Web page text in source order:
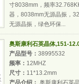
寸8038mm，频率
器，8038mm无源晶振，
无源晶振，绿色环保...
奥斯康利石英晶体,151-
产品型号： 38995532
频率： 12MHZ
尺寸： 11*13.2mm
产品介绍： 奥斯康利石英